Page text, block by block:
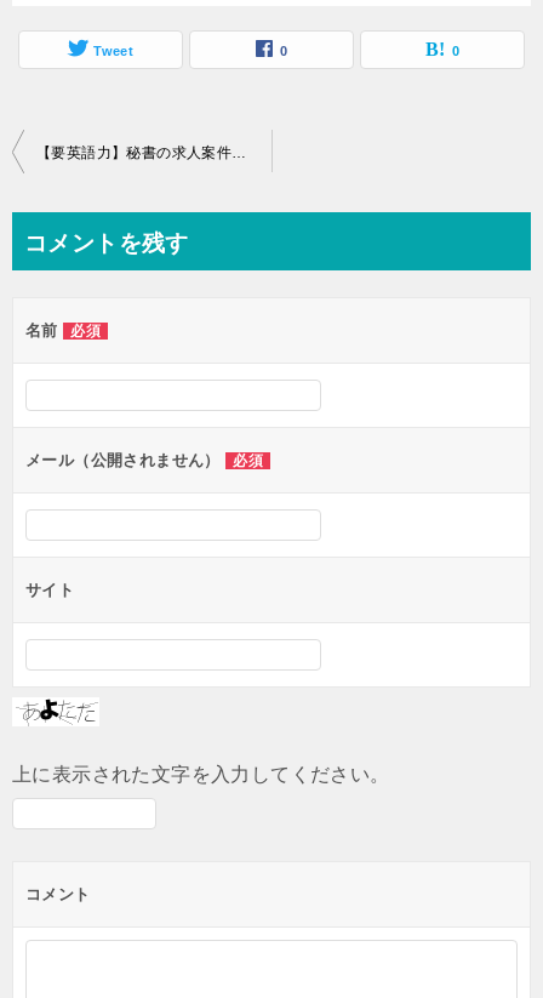
Tweet 0 0
投
ビ
ー
シ
ン
【要英語力】秘書の求人案件に強い転職エージェント7選
コメントを残す
名前 必須
メール（公開されません） 必須
サイト
上に表示された文字を入力してください。
コメント